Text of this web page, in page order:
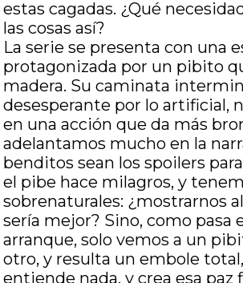
estas cagadas. ¿Qué
las cosas así?
La serie se presenta con una
protagonizada por un pibito
madera. Su caminata
desesperante por lo artificial,
en una acción que da más
adelantamos mucho en la
benditos sean los spoilers
el pibe hace milagros, y
sobrenaturales: ¿mostrarnos
sería mejor? Sino, como pasa
arranque, solo vemos a un
otro, y resulta un embole
entiende nada, y crea esa paz